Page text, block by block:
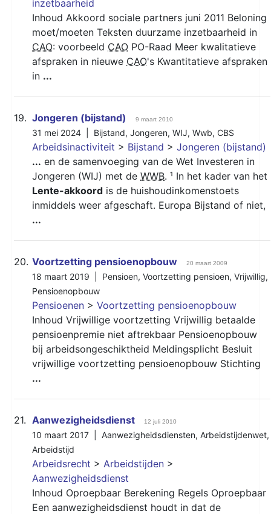
inzetbaarheid
Inhoud Akkoord sociale partners juni 2011 Beloning
moet/moeten Teksten duurzame inzetbaarheid in
CAO: voorbeeld CAO PO-Raad Meer kwalitatieve
afspraken in nieuwe CAO's Kwantitatieve afspraken
in ...
19. Jongeren (bijstand) 9 maart 2010
31 mei 2024 | Bijstand, Jongeren, WIJ, Wwb, CBS
Arbeidsinactiviteit > Bijstand > Jongeren (bijstand)
... en de samenvoeging van de Wet Investeren in
Jongeren (WIJ) met de WWB. ¹ In het kader van het
Lente-akkoord is de huishoudinkomenstoets
inmiddels weer afgeschaft. Europa Bijstand of niet,
...
20. Voortzetting pensioenopbouw 20 maart 2009
18 maart 2019 | Pensioen, Voortzetting pensioen, Vrijwillig,
Pensioenopbouw
Pensioenen > Voortzetting pensioenopbouw
Inhoud Vrijwillige voortzetting Vrijwillig betaalde
pensioenpremie niet aftrekbaar Pensioenopbouw
bij arbeidsongeschiktheid Meldingsplicht Besluit
vrijwillige voortzetting pensioenopbouw Stichting
...
21. Aanwezigheidsdienst 12 juli 2010
10 maart 2017 | Aanwezigheidsdiensten, Arbeidstijdenwet,
Arbeidstijd
Arbeidsrecht > Arbeidstijden >
Aanwezigheidsdienst
Inhoud Oproepbaar Berekening Regels Oproepbaar
Een aanwezigheidsdienst houdt in dat de